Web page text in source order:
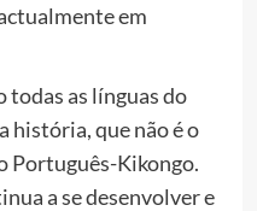
em
todas as línguas do
história, que não é o
Português-Kikongo.
a se desenvolver e